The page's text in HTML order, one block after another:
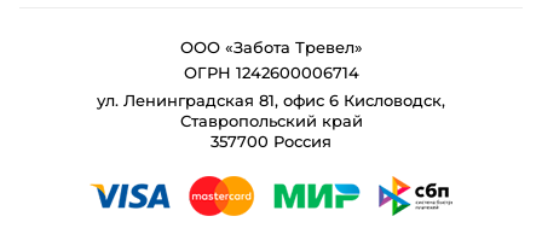
ООО «Забота Тревел»
ОГРН 1242600006714
ул. Ленинградская 81, офис 6 Кисловодск,
Ставропольский край
357700 Россия